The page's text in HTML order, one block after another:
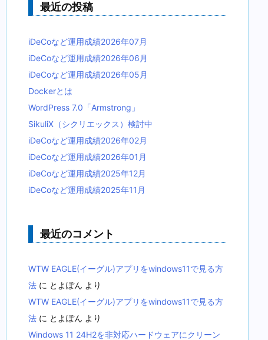
最近の投稿
iDeCoなど運用成績2026年07月
iDeCoなど運用成績2026年06月
iDeCoなど運用成績2026年05月
Dockerとは
WordPress 7.0「Armstrong」
SikuliX（シクリエックス）検討中
iDeCoなど運用成績2026年02月
iDeCoなど運用成績2026年01月
iDeCoなど運用成績2025年12月
iDeCoなど運用成績2025年11月
最近のコメント
WTW EAGLE(イーグル)アプリをwindows11で見る方
法 に とよぽん より
WTW EAGLE(イーグル)アプリをwindows11で見る方
法 に とよぽん より
Windows 11 24H2を非対応ハードウェアにクリーン